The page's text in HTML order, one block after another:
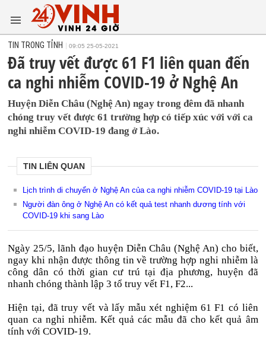
TIN TRONG TỈNH 09:05 25-05-2021
Đã truy vết được 61 F1 liên quan đến
ca nghi nhiễm COVID-19 ở Nghệ An
Huyện Diễn Châu (Nghệ An) ngay trong đêm đã nhanh
chóng truy vết được 61 trường hợp có tiếp xúc với với ca
nghi nhiễm COVID-19 đang ở Lào.
TIN LIÊN QUAN
Lịch trình di chuyển ở Nghệ An của ca nghi nhiễm COVID-19 tại Lào
Người đàn ông ở Nghệ An có kết quả test nhanh dương tính với
COVID-19 khi sang Lào
Ngày 25/5, lãnh đạo huyện Diễn Châu (Nghệ An) cho biết,
ngay khi nhận được thông tin về trường hợp nghi nhiễm là
công dân có thời gian cư trú tại địa phương, huyện đã
nhanh chóng thành lập 3 tổ truy vết F1, F2...
Hiện tại, đã truy vết và lấy mẫu xét nghiệm 61 F1 có liên
quan ca nghi nhiễm. Kết quả các mẫu đã cho kết quả âm
tính với COVID-19.